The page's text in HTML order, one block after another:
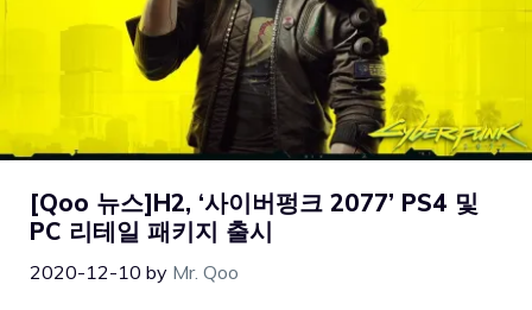
[Qoo 뉴스]H2, ‘사이버펑크 2077’ PS4 및
PC 리테일 패키지 출시
2020-12-10 by Mr. Qoo